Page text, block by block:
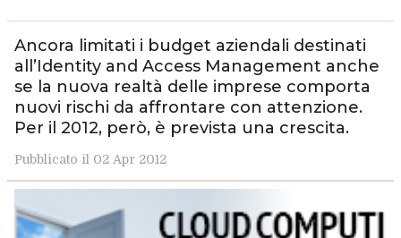
Ancora limitati i budget aziendali destinati
all’Identity and Access Management anche
se la nuova realtà delle imprese comporta
nuovi rischi da affrontare con attenzione.
Per il 2012, però, è prevista una crescita.
Pubblicato il 02 Apr 2012